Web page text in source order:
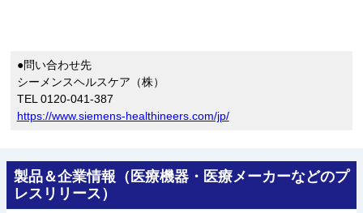
●問い合わせ先
シーメンスヘルスケア（株）
TEL 0120-041-387
https://www.siemens-healthineers.com/jp/
製品＆企業情報（医療機器・医療メーカーなどのプ
レスリリース）